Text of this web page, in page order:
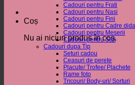
Coș
Nu ai niciun produs în coș.
Cadouri pentru Frati
Cadouri pentru Nasi
Cadouri pentru Fini
Cadouri pentru Cadre
Cadouri pentru Meserii
Cadouri pentru Sefi
Cadouri dupa Tip
Seturi cadou
Ceasuri de perete
Placute/ Trofee/ Plachete
Rame foto
Tricouri/ Body-uri/ Sorturi